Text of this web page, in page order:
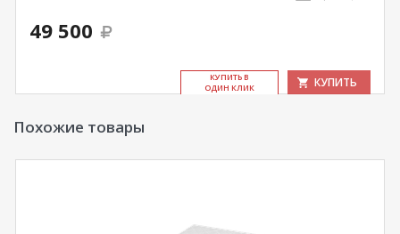
49 500
КУ­ПИТЬ В
ОДИН КЛИК
КУПИТЬ
Похожие товары